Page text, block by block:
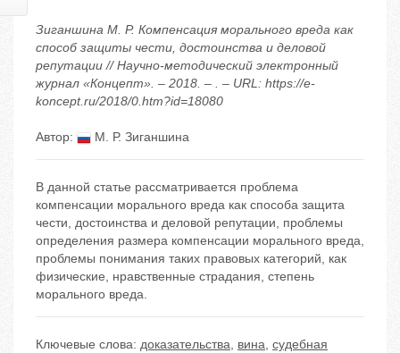
Зиганшина М. Р. Компенсация морального вреда как
способ защиты чести, достоинства и деловой
репутации // Научно-методический электронный
журнал «Концепт». – 2018. – . – URL: https://e-
koncept.ru/2018/0.htm?id=18080
Автор: М. Р. Зиганшина
В данной статье рассматривается проблема
компенсации морального вреда как способа защита
чести, достоинства и деловой репутации, проблемы
определения размера компенсации морального вреда,
проблемы понимания таких правовых категорий, как
физические, нравственные страдания, степень
морального вреда.
Ключевые слова: доказательства, вина, судебная